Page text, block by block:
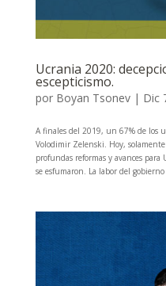
Ucrania 2020:
escepticismo.
por Boyan Tsonev| Dic
A finales del 2019, un 67% de los
Volodimir Zelenski. Hoy,
profundas reformas y avances
se esfumaron. La labor del